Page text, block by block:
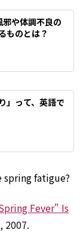
や体調不良の
ものとは？
」って、英語で
spring fatigue?
Fever" Is
2007.